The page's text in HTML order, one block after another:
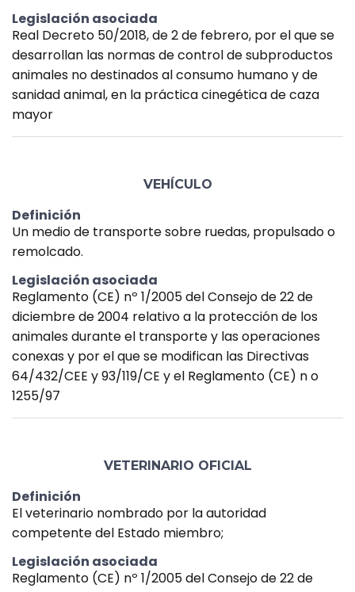
Legislación asociada
Real Decreto 50/2018, de 2 de febrero, por el que se
desarrollan las normas de control de subproductos
animales no destinados al consumo humano y de
sanidad animal, en la práctica cinegética de caza
mayor
VEHÍCULO
Definición
Un medio de transporte sobre ruedas, propulsado o
remolcado.
Legislación asociada
Reglamento (CE) nº 1/2005 del Consejo de 22 de
diciembre de 2004 relativo a la protección de los
animales durante el transporte y las operaciones
conexas y por el que se modifican las Directivas
64/432/CEE y 93/119/CE y el Reglamento (CE) n o
1255/97
VETERINARIO OFICIAL
Definición
El veterinario nombrado por la autoridad
competente del Estado miembro;
Legislación asociada
Reglamento (CE) nº 1/2005 del Consejo de 22 de